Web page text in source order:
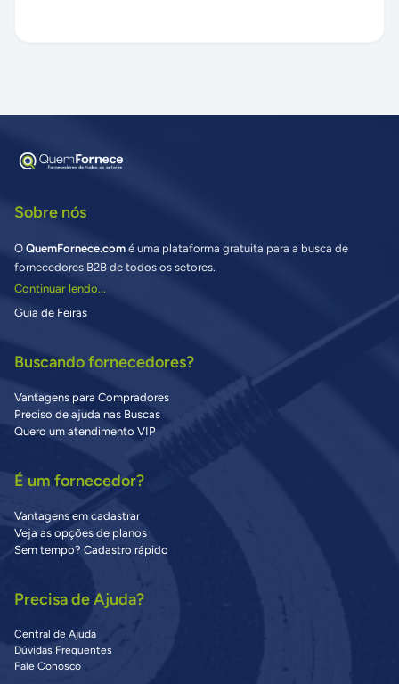
Sobre nós
O QuemFornece.com é uma plataforma gratuita para a busca de
fornecedores B2B de todos os setores.
Continuar lendo...
Guia de Feiras
Buscando fornecedores?
Vantagens para Compradores
Preciso de ajuda nas Buscas
Quero um atendimento VIP
É um fornecedor?
Vantagens em cadastrar
Veja as opções de planos
Sem tempo? Cadastro rápido
Precisa de Ajuda?
Central de Ajuda
Dúvidas Frequentes
Fale Conosco